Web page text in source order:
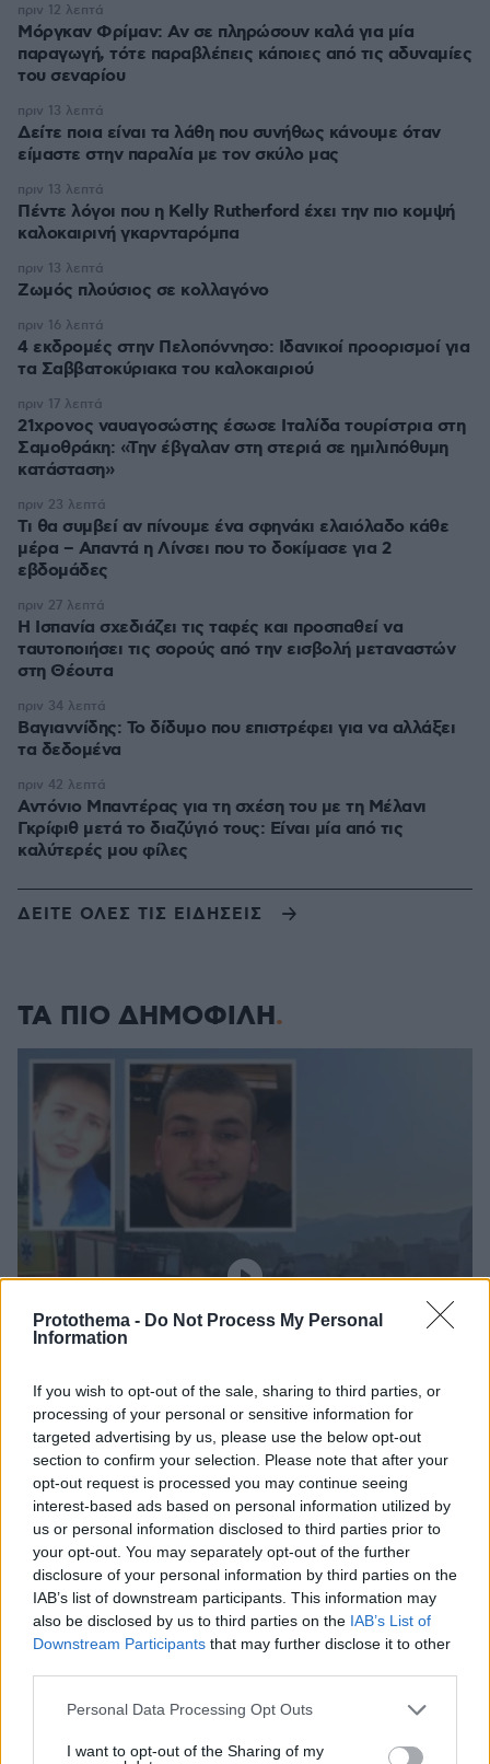
Protothema - Do Not Process My Personal
Information
If you wish to opt-out of the sale, sharing to third parties, or
processing of your personal or sensitive information for
targeted advertising by us, please use the below opt-out
section to confirm your selection. Please note that after your
opt-out request is processed you may continue seeing
interest-based ads based on personal information utilized by
us or personal information disclosed to third parties prior to
your opt-out. You may separately opt-out of the further
disclosure of your personal information by third parties on the
IAB’s list of downstream participants. This information may
also be disclosed by us to third parties on the IAB’s List of
Downstream Participants that may further disclose it to other
Please note that this website/app uses one or more Google
not limited to your visit or usage behaviour. You may click to
Personal Data Processing Opt Outs
I want to opt-out of the Sharing of my
Μόργκαν Φρίμαν: Αν σε πληρώσουν καλά για μία
παραγωγή, τότε παραβλέπεις κάποιες από τις αδυναμίες
του σεναρίου
πριν 12 λεπτά
Δείτε ποια είναι τα λάθη που συνήθως κάνουμε όταν
είμαστε στην παραλία με τον σκύλο μας
πριν 13 λεπτά
Πέντε λόγοι που η Kelly Rutherford έχει την πιο κομψή
καλοκαιρινή γκαρνταρόμπα
πριν 13 λεπτά
Ζωμός πλούσιος σε κολλαγόνο
πριν 13 λεπτά
4 εκδρομές στην Πελοπόννησο: Ιδανικοί προορισμοί για
τα Σαββατοκύριακα του καλοκαιριού
πριν 16 λεπτά
21χρονος ναυαγοσώστης έσωσε Ιταλίδα τουρίστρια στη
Σαμοθράκη: «Την έβγαλαν στη στεριά σε ημιλιπόθυμη
κατάσταση»
πριν 17 λεπτά
Τι θα συμβεί αν πίνουμε ένα σφηνάκι ελαιόλαδο κάθε
μέρα – Απαντά η Λίνσει που το δοκίμασε για 2
εβδομάδες
πριν 23 λεπτά
Η Ισπανία σχεδιάζει τις ταφές και προσπαθεί να
ταυτοποιήσει τις σορούς από την εισβολή μεταναστών
στη Θέουτα
πριν 27 λεπτά
Βαγιαννίδης: Το δίδυμο που επιστρέφει για να αλλάξει
τα δεδομένα
πριν 34 λεπτά
Αντόνιο Μπαντέρας για τη σχέση του με τη Μέλανι
Γκρίφιθ μετά το διαζύγιό τους: Είναι μία από τις
καλύτερές μου φίλες
πριν 42 λεπτά
ΔΕΙΤΕ ΟΛΕΣ ΤΙΣ ΕΙΔΗΣΕΙΣ
ΤΑ ΠΙΟ ΔΗΜΟΦΙΛΗ
Ο οδηγός του φορτηγού περιγράφει πώς έγινε το
τροχαίο με τους νεκρούς μάνα και γιο στις Σέρρες,
η 43χρονη και ο 21χρονος πήγαιναν μαζί για
δουλειά